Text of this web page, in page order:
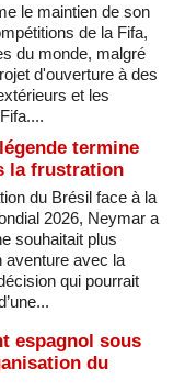
le maintien de son
de la Fifa,
du monde, malgré
d'ouverture à des
et les
termine
la frustration
du Brésil face à la
2026, Neymar a
souhaitait plus
aventure avec la
qui pourrait
espagnol sous
du